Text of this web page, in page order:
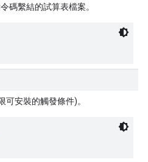
碼繫結的試算表檔案。
可安裝的觸發條件)。